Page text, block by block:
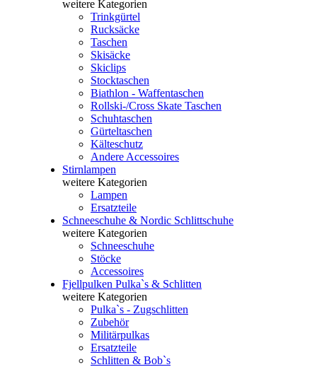
weitere Kategorien
Trinkgürtel
Rucksäcke
Taschen
Skisäcke
Skiclips
Stocktaschen
Biathlon - Waffentaschen
Rollski-/Cross Skate Taschen
Schuhtaschen
Gürteltaschen
Kälteschutz
Andere Accessoires
Stirnlampen
weitere Kategorien
Lampen
Ersatzteile
Schneeschuhe & Nordic Schlittschuhe
weitere Kategorien
Schneeschuhe
Stöcke
Accessoires
Fjellpulken Pulka`s & Schlitten
weitere Kategorien
Pulka`s - Zugschlitten
Zubehör
Militärpulkas
Ersatzteile
Schlitten & Bob`s